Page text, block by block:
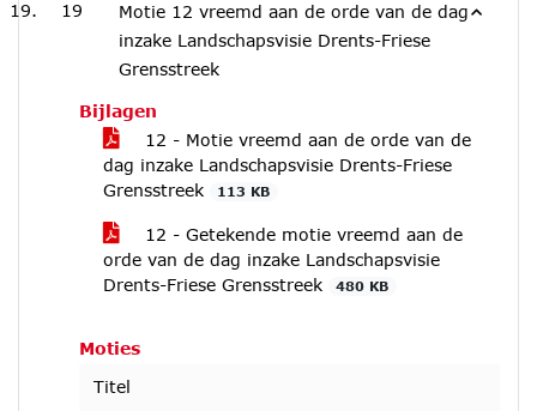
19
Motie 12 vreemd aan de orde van de dag
inzake Landschapsvisie Drents-Friese
Grensstreek
Bijlagen
12 - Motie vreemd aan de orde van de
dag inzake Landschapsvisie Drents-Friese
Grensstreek
113 KB
12 - Getekende motie vreemd aan de
orde van de dag inzake Landschapsvisie
Drents-Friese Grensstreek
480 KB
Moties
Titel